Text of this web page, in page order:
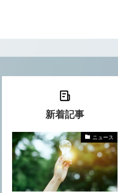
新着記事
ニュース